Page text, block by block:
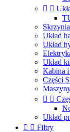
 
Układ
Układ
Układ
Kabina
Części
 
Układ
  Filtry